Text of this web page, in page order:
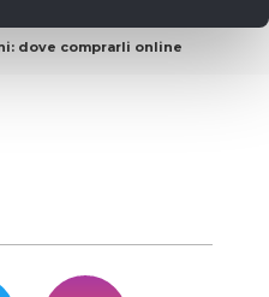
dove comprarli online